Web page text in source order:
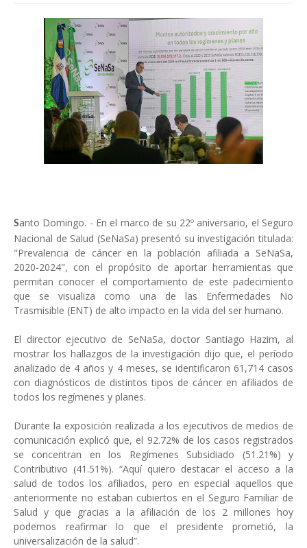
Santo Domingo. - En el marco de su 22º aniversario, el Seguro
Nacional de Salud (SeNaSa) presentó su investigación titulada:
"Prevalencia de cáncer en la población afiliada a SeNaSa,
2020-2024", con el propósito de aportar herramientas que
permitan conocer el comportamiento de este padecimiento
que se visualiza como una de las Enfermedades No
Trasmisible (ENT) de alto impacto en la vida del ser humano.
El director ejecutivo de SeNaSa, doctor Santiago Hazim, al
mostrar los hallazgos de la investigación dijo que, el período
analizado de 4 años y 4 meses, se identificaron 61,714 casos
con diagnósticos de distintos tipos de cáncer en afiliados de
todos los regímenes y planes.
Durante la exposición realizada a los ejecutivos de medios de
comunicación explicó que, el 92.72% de los casos registrados
se concentran en los Regímenes Subsidiado (51.21%) y
Contributivo (41.51%). “Aquí quiero destacar el acceso a la
salud de todos los afiliados, pero en especial aquellos que
anteriormente no estaban cubiertos en el Seguro Familiar de
Salud y que gracias a la afiliación de los 2 millones hoy
podemos reafirmar lo que el presidente prometió, la
universalización de la salud”.